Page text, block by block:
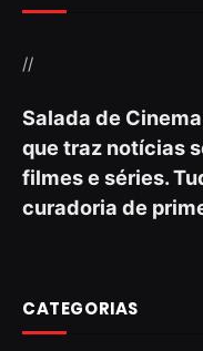
//
Salada de
que traz notícias
filmes e séries.
curadoria de
CATEGORIAS